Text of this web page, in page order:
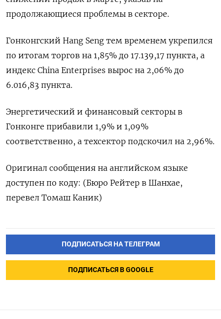
продолжающиеся проблемы в секторе.
Гонконгский Hang Seng тем временем укрепился
по итогам торгов на 1,85% до 17.139,17​ пункта, а
индекс China Enterprises вырос на 2,06% до
6.016,83 пункта.
Энергетический и финансовый секторы в
Гонконге прибавили 1,9% и 1,09%
соответственно, а техсектор подскочил на 2,96%.
Оригинал сообщения на английском языке
доступен по коду: (Бюро Рейтер в Шанхае,
перевел Томаш Каник)
ПОДПИСАТЬСЯ НА ТЕЛЕГРАМ
ПОДПИСАТЬСЯ В GOOGLE